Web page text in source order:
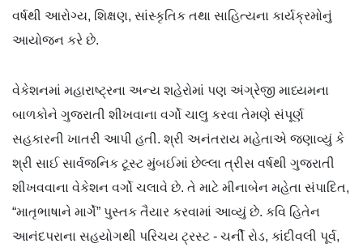
વર્ષથી આરોગ્ય, શિક્ષણ, સાંસ્કૃતિક તથા સાહિત્યના કાર્યક્રમોનું
આયોજન કરે છે.
વેકેશનમાં મહારાષ્ટ્રના અન્ય શહેરોમાં પણ અંગ્રેજી માધ્યમના
બાળકોને ગુજરાતી શીખવાના વર્ગો ચાલુ કરવા તેમણે સંપૂર્ણ
સહકારની ખાતરી આપી હતી. શ્રી અનંતરાય મહેતાએ જણાવ્યું કે
શ્રી સાઈ સાર્વજનિક ટૂસ્ટ મુંબઈમાં છેલ્લા ત્રીસ વર્ષથી ગુજરાતી
શીખવવાના વેકેશન વર્ગો ચલાવે છે. તે માટે મીનાબેન મહેતા સંપાદિત,
“માતૃભાષાને માર્ગે” પુસ્તક તૈયાર કરવામાં આવ્યું છે. કવિ હિતેન
આનંદપરાના સહયોગથી પરિચય ટ્રસ્ટ - ચર્ની રોડ, કાંદીવલી પૂર્વ,